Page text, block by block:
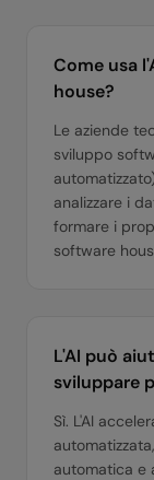
Come usa
house?
Le aziende
sviluppo
analizzare i
formare i
software
L'AI può
sviluppare
Sì. L'AI
automatica e